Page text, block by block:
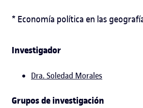
* Economía política en las
Investigador
Dra. Soledad Morales
Grupos de investigación